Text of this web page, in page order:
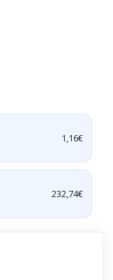
1,16€
232,74€